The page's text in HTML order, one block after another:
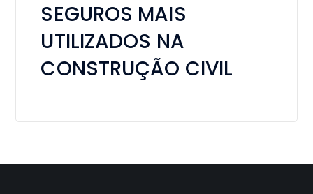
SEGUROS MAIS
UTILIZADOS NA
CONSTRUÇÃO CIVIL